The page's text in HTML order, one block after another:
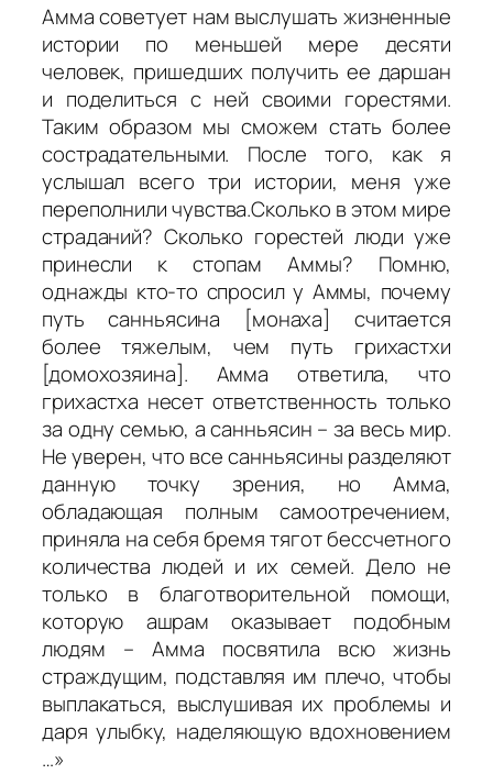
Амма советует нам выслушать жизненные
истории по меньшей мере десяти
человек, пришедших получить ее даршан
и поделиться с ней своими горестями.
Таким образом мы сможем стать более
сострадательными. После того, как я
услышал всего три истории, меня уже
переполнили чувства.Сколько в этом мире
страданий? Сколько горестей люди уже
принесли к стопам Аммы? Помню,
однажды кто-то спросил у Аммы, почему
путьсанньясина [монаха] считается
более тяжелым, чем путь грихастхи
[домохозяина]. Амма ответила, что
грихастха несет ответственность только
за одну семью, асанньясин – за весь мир.
Не уверен, что всесанньясины разделяют
данную точку зрения, но Амма,
обладающая полным самоотречением,
приняла на себя бремя тягот бессчетного
количества людей и их семей. Дело не
только в благотворительной помощи,
которую ашрам оказывает подобным
людям – Амма посвятила всю жизнь
страждущим, подставляя им плечо, чтобы
выплакаться, выслушивая их проблемы и
даря улыбку, наделяющую вдохновением
…»